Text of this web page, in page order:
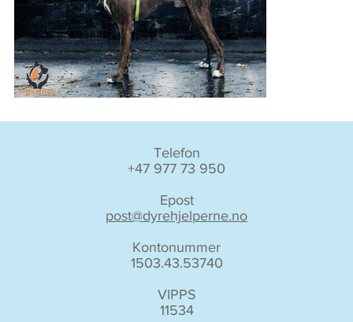
Kontonummer
1503.43.53740
VIPPS
11534
Telefon
+47 977 73 950
Epost
post@dyrehjelperne.no